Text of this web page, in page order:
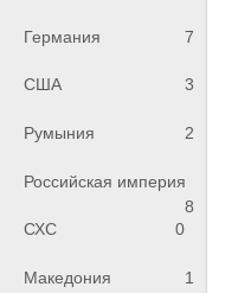
Германия 7
США 3
Румыния 2
Российская империя
8
СХС
0
Македония 1